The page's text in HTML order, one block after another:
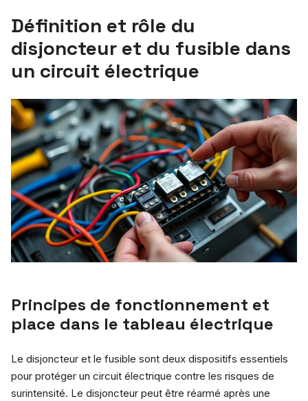
Définition et rôle du
disjoncteur et du fusible dans
un circuit électrique
Principes de fonctionnement et
place dans le tableau électrique
Le disjoncteur et le fusible sont deux dispositifs essentiels
pour protéger un circuit électrique contre les risques de
surintensité. Le disjoncteur peut être réarmé après une